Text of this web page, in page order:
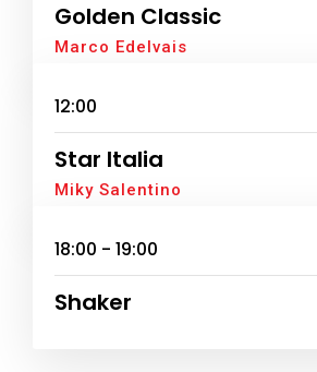
Golden Classic
Marco Edelvais
12:00
Star Italia
Miky Salentino
18:00 - 19:00
Shaker